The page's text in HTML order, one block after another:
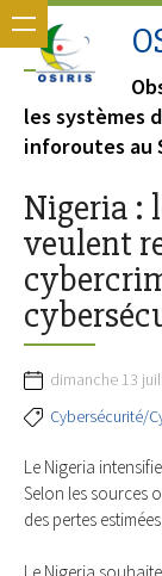
les systèmes
inforoutes au
Nigeria :
veulent
dimanche 13
Cybersécurité/
Le Nigeria
Selon les sources
des pertes